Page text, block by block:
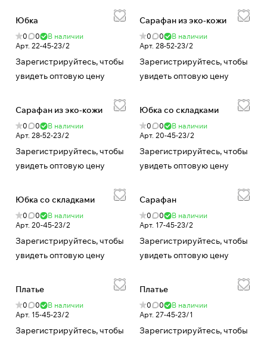
Юбка
0 0
В наличии
Арт. 22-45-23/2
Зарегистрируйтесь, чтобы
увидеть оптовую цену
Сарафан из эко-кожи
0 0
В наличии
Арт. 28-52-23/2
Зарегистрируйтесь, чтобы
увидеть оптовую цену
Сарафан из эко-кожи
0 0
В наличии
Арт. 28-52-23/2
Зарегистрируйтесь, чтобы
увидеть оптовую цену
Юбка со складками
0 0
В наличии
Арт. 20-45-23/2
Зарегистрируйтесь, чтобы
увидеть оптовую цену
Юбка со складками
0 0
В наличии
Арт. 20-45-23/2
Зарегистрируйтесь, чтобы
увидеть оптовую цену
Сарафан
0 0
В наличии
Арт. 17-45-23/2
Зарегистрируйтесь, чтобы
увидеть оптовую цену
Платье
0 0
В наличии
Арт. 15-45-23/2
Зарегистрируйтесь, чтобы
Платье
0 0
В наличии
Арт. 27-45-23/1
Зарегистрируйтесь, чтобы